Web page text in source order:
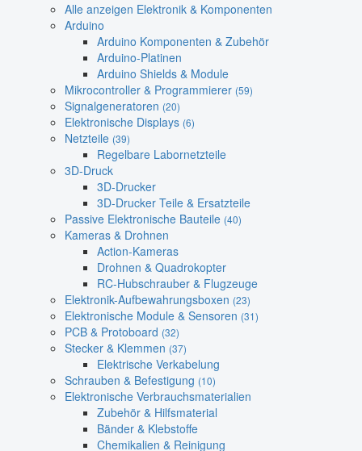
Alle anzeigen Elektronik & Komponenten
Arduino
Arduino Komponenten & Zubehör
Arduino-Platinen
Arduino Shields & Module
Mikrocontroller & Programmierer (59)
Signalgeneratoren (20)
Elektronische Displays (6)
Netzteile (39)
Regelbare Labornetzteile
3D-Druck
3D-Drucker
3D-Drucker Teile & Ersatzteile
Passive Elektronische Bauteile (40)
Kameras & Drohnen
Action-Kameras
Drohnen & Quadrokopter
RC-Hubschrauber & Flugzeuge
Elektronik-Aufbewahrungsboxen (23)
Elektronische Module & Sensoren (31)
PCB & Protoboard (32)
Stecker & Klemmen (37)
Elektrische Verkabelung
Schrauben & Befestigung (10)
Elektronische Verbrauchsmaterialien
Zubehör & Hilfsmaterial
Bänder & Klebstoffe
Chemikalien & Reinigung